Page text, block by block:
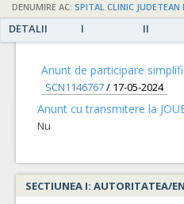
DENUMIRE AC: SPITAL CLINIC JUDETEAN
DETALII I II
DETALII
Anunt de participare
SCN1146767/ 17-05-2024
Anunt cu transmitere la
Nu